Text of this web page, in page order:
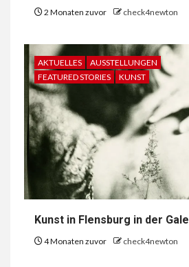
2 Monaten zuvor check4newton
AKTUELLES
AUSSTELLUNGEN
FEATURED STORIES
KUNST
Kunst in Flensburg in der
4 Monaten zuvor check4newton